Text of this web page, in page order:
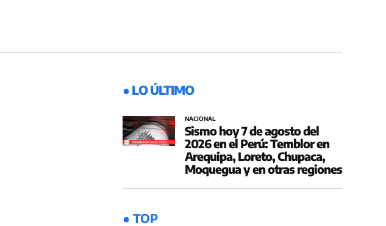
● LO ÚLTIMO
NACIONAL
Sismo hoy 7 de agosto del
2026 en el Perú: Temblor en
Arequipa, Loreto, Chupaca,
Moquegua y en otras regiones
● TOP